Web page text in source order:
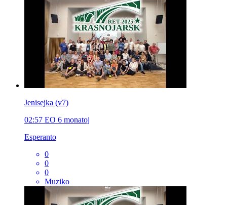
Jenisejka (v7)
02:57 EO 6 monatoj
Esperanto
0
0
0
Muziko